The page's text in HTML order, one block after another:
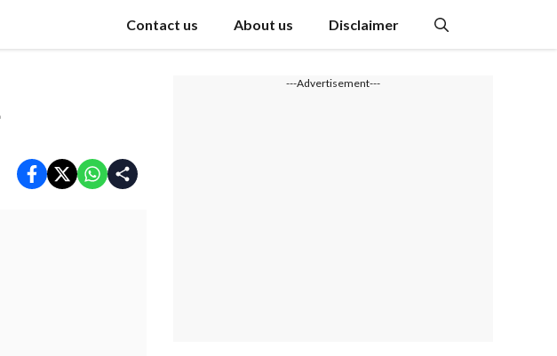
Contact us About us Disclaimer
---Advertisement---